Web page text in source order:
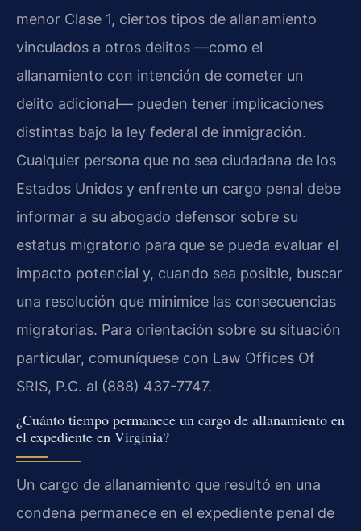
menor Clase 1, ciertos tipos de allanamiento
vinculados a otros delitos —como el
allanamiento con intención de cometer un
delito adicional— pueden tener implicaciones
distintas bajo la ley federal de inmigración.
Cualquier persona que no sea ciudadana de los
Estados Unidos y enfrente un cargo penal debe
informar a su abogado defensor sobre su
estatus migratorio para que se pueda evaluar el
impacto potencial y, cuando sea posible, buscar
una resolución que minimice las consecuencias
migratorias. Para orientación sobre su situación
particular, comuníquese con Law Offices Of
SRIS, P.C. al (888) 437-7747.
¿Cuánto tiempo permanece un cargo de allanamiento en
el expediente en Virginia?
Un cargo de allanamiento que resultó en una
condena permanece en el expediente penal de